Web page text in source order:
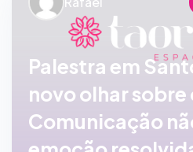
Palestra em
novo olhar
Comunicação